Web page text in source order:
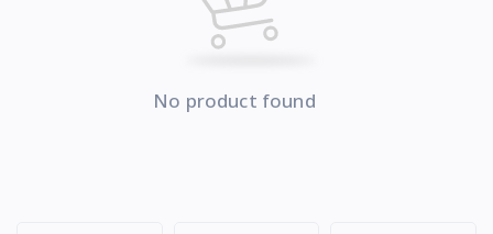
No product found